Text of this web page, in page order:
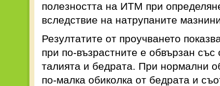
полезността на ИТМ при
вследствие на натрупаните
Резултатите от проучването
при по-възрастните е обвързан
талията и бедрата. При нормални
по-малка обиколка от бедрата и